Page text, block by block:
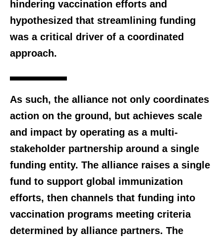
hindering vaccination efforts and
hypothesized that streamlining funding
was a critical driver of a coordinated
approach.
As such, the alliance not only coordinates
action on the ground, but achieves scale
and impact by operating as a multi-
stakeholder partnership around a single
funding entity. The alliance raises a single
fund to support global immunization
efforts, then channels that funding into
vaccination programs meeting criteria
determined by alliance partners. The